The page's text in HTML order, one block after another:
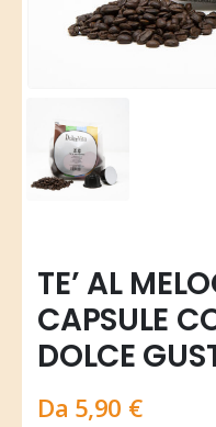
TE’ AL
CAPSULE
DOLCE
Da 5,90 €